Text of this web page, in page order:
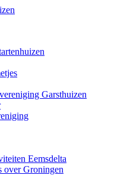
Garsthuizen
Eemsdelta
over Groningen